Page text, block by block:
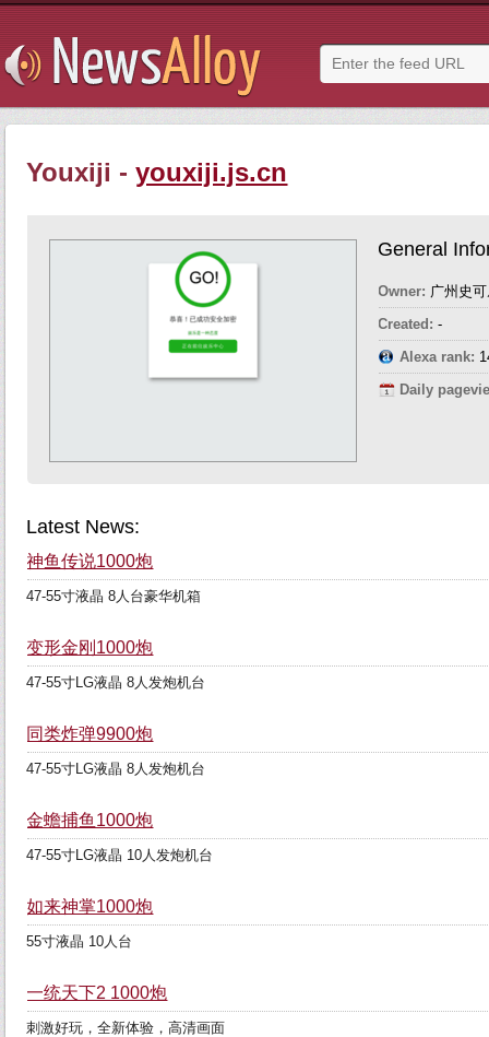
Youxiji -youxiji.js.cn
General
Owner: 广州史
Created: -
Alexa rank:
Daily
Latest News:
神鱼传说1000炮
47-55寸液晶 8人台豪华机箱
变形金刚1000炮
47-55寸LG液晶 8人发炮机台
同类炸弹9900炮
47-55寸LG液晶 8人发炮机台
金蟾捕鱼1000炮
47-55寸LG液晶 10人发炮机台
如来神掌1000炮
55寸液晶 10人台
一统天下2 1000炮
刺激好玩，全新体验，高清画面